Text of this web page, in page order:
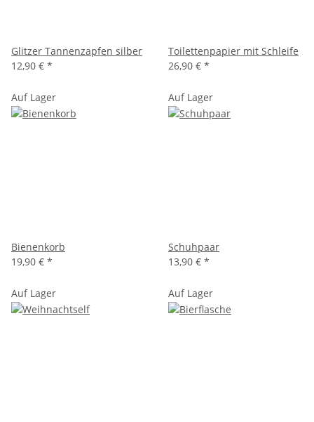
Glitzer Tannenzapfen silber
12,90 € *
Toilettenpapier mit Schleife
26,90 € *
Auf Lager
Bienenkorb
19,90 € *
Auf Lager
Schuhpaar
13,90 € *
Auf Lager Auf Lager